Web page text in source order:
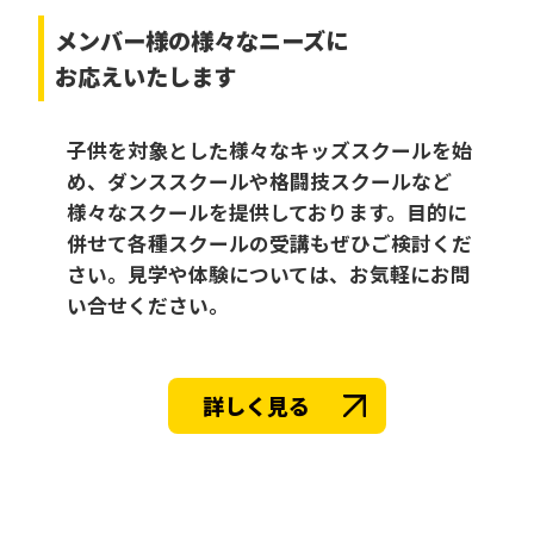
メンバー様の様々なニーズに
お応えいたします
子供を対象とした様々なキッズスクールを始
め、ダンススクールや格闘技スクールなど
様々なスクールを提供しております。目的に
併せて各種スクールの受講もぜひご検討くだ
さい。見学や体験については、お気軽にお問
い合せください。
詳しく見る